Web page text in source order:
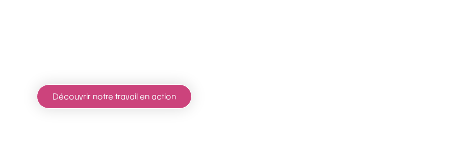
Découvrir notre travail en action